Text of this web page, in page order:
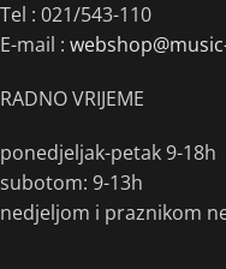
Tel : 021/543-110
E-mail :
RADNO VRIJEME
ponedjeljak-petak 9-18h
subotom: 9-13h
nedjeljom i praznikom